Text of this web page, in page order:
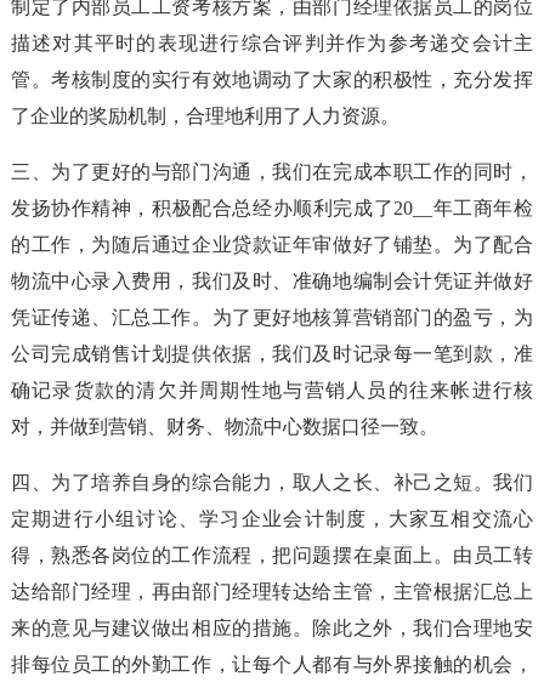
制定了内部员工工资考核方案，由部门经理依据员工的岗位
描述对其平时的表现进行综合评判并作为参考递交会计主
管。考核制度的实行有效地调动了大家的积极性，充分发挥
了企业的奖励机制，合理地利用了人力资源。
三、为了更好的与部门沟通，我们在完成本职工作的同时，
发扬协作精神，积极配合总经办顺利完成了20__年工商年检
的工作，为随后通过企业贷款证年审做好了铺垫。为了配合
物流中心录入费用，我们及时、准确地编制会计凭证并做好
凭证传递、汇总工作。为了更好地核算营销部门的盈亏，为
公司完成销售计划提供依据，我们及时记录每一笔到款，准
确记录货款的清欠并周期性地与营销人员的往来帐进行核
对，并做到营销、财务、物流中心数据口径一致。
四、为了培养自身的综合能力，取人之长、补己之短。我们
定期进行小组讨论、学习企业会计制度，大家互相交流心
得，熟悉各岗位的工作流程，把问题摆在桌面上。由员工转
达给部门经理，再由部门经理转达给主管，主管根据汇总上
来的意见与建议做出相应的措施。除此之外，我们合理地安
排每位员工的外勤工作，让每个人都有与外界接触的机会，